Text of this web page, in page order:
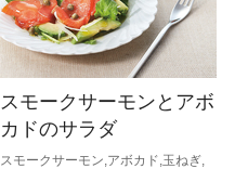
スモークサーモンとアボ
カドのサラダ
スモークサーモン,アボカド,玉ねぎ,